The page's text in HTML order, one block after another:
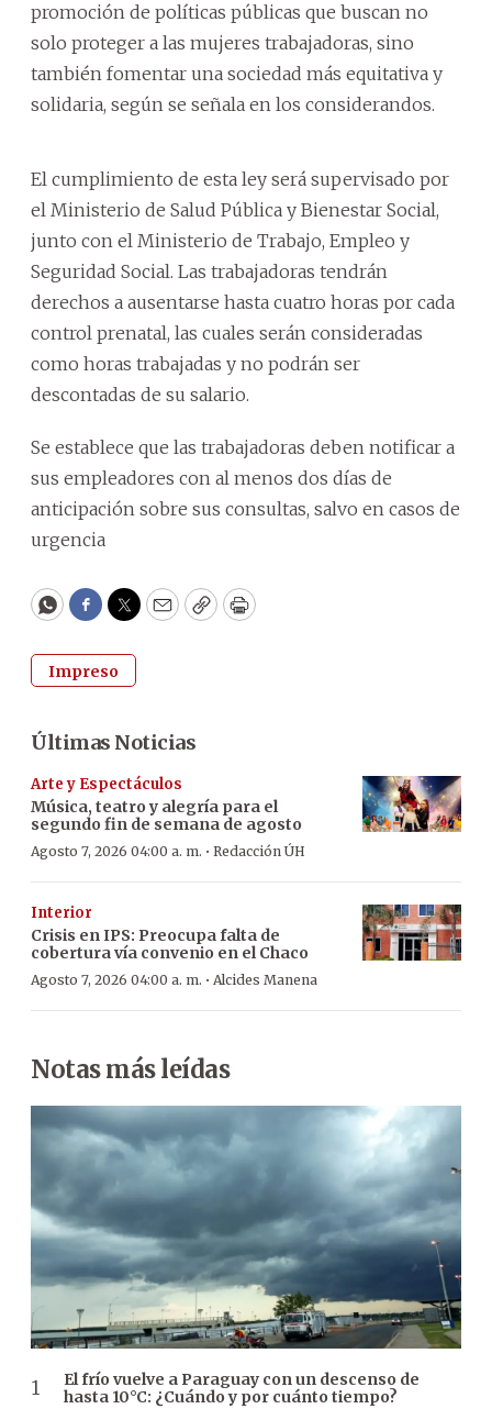
promoción de políticas públicas que buscan no
solo proteger a las mujeres trabajadoras, sino
también fomentar una sociedad más equitativa y
solidaria, según se señala en los considerandos.
El cumplimiento de esta ley será supervisado por
el Ministerio de Salud Pública y Bienestar Social,
junto con el Ministerio de Trabajo, Empleo y
Seguridad Social. Las trabajadoras tendrán
derechos a ausentarse hasta cuatro horas por cada
control prenatal, las cuales serán consideradas
como horas trabajadas y no podrán ser
descontadas de su salario.
Se establece que las trabajadoras deben notificar a
sus empleadores con al menos dos días de
anticipación sobre sus consultas, salvo en casos de
urgencia
WhatsApp
Facebook
Twitter
EmailCopyPrint
Impreso
Últimas Noticias
Arte y Espectáculos
Música, teatro y alegría para el
segundo fin de semana de agosto
Agosto 7, 2026 04:00 a. m. · Redacción ÚH
Interior
Crisis en IPS: Preocupa falta de
cobertura vía convenio en el Chaco
Agosto 7, 2026 04:00 a. m. · Alcides Manena
Notas más leídas
El frío vuelve a Paraguay con un descenso de
hasta 10°C: ¿Cuándo y por cuánto tiempo?